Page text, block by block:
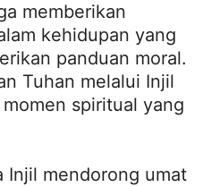
memberikan
kehidupan yang
panduan moral.
Tuhan melalui Injil
spiritual yang
Injil mendorong umat